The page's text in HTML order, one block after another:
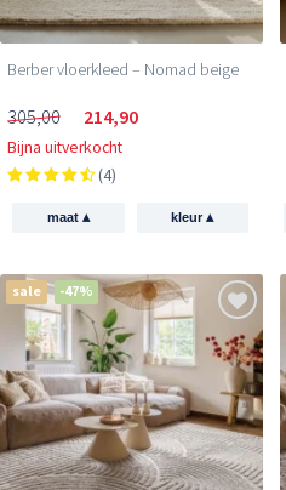
Berber vloerkleed – Nomad beige
305,00 214,90
Bijna uitverkocht
(4)
maat ▴ kleur▴
sale -47%